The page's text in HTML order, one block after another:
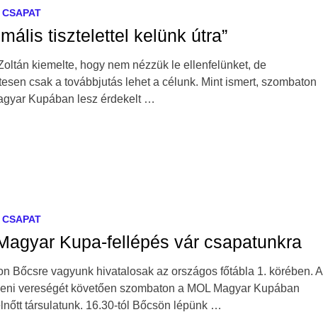
tisztelettel kelünk útra”
kiemelte, hogy nem nézzük le ellenfelünket, de
csak a továbbjutás lehet a célunk. Mint ismert, szombaton
Kupában lesz érdekelt …
Kupa-fellépés vár csapatunkra
Bőcsre vagyunk hivatalosak az országos főtábla 1. körében. A
vereségét követően szombaton a MOL Magyar Kupában
társulatunk. 16.30-tól Bőcsön lépünk …